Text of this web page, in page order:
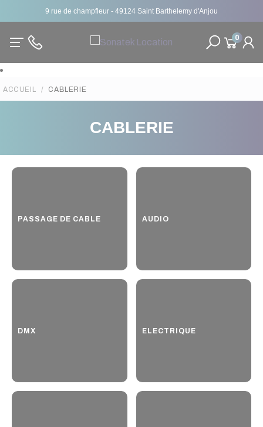
9 rue de champfleur - 49124 Saint Barthelemy d'Anjou
0
ACCUEIL CABLERIE
CABLERIE
PASSAGE DE CABLE AUDIO
DMX ELECTRIQUE